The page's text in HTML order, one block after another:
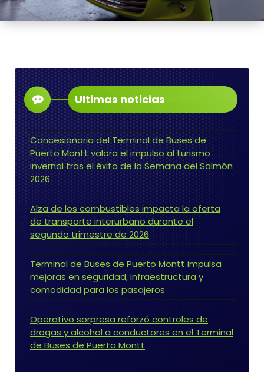
Ultimas noticias
Concesionaria del Terminal de Buses de
Puerto Montt valora el impulso al turismo
invernal tras el éxito de la Semana del Salmón
2026
Alza de los combustibles impacta la oferta
de transporte interurbano durante el
segundo trimestre de 2026
Terminal de Buses de Puerto Montt impulsa
mejoras en seguridad, infraestructura y
comodidad para los pasajeros
Operativo sorpresa reforzó controles de
drogas y alcohol a conductores en el Terminal
de Buses de Puerto Montt